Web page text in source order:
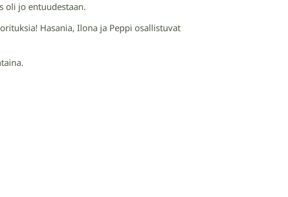
oli jo entuudestaan.
Hasania, Ilona ja Peppi osallistuvat